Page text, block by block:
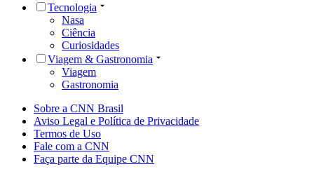
Tecnologia
Nasa
Ciência
Curiosidades
Viagem & Gastronomia
Viagem
Gastronomia
Sobre a CNN Brasil
Aviso Legal e Política de Privacidade
Termos de Uso
Fale com a CNN
Faça parte da Equipe CNN